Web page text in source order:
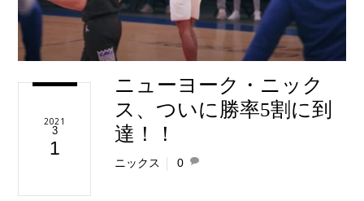
2021
3
1
ニューヨーク・ニック
ス、ついに勝率5割に到
達！！
ニックス 0